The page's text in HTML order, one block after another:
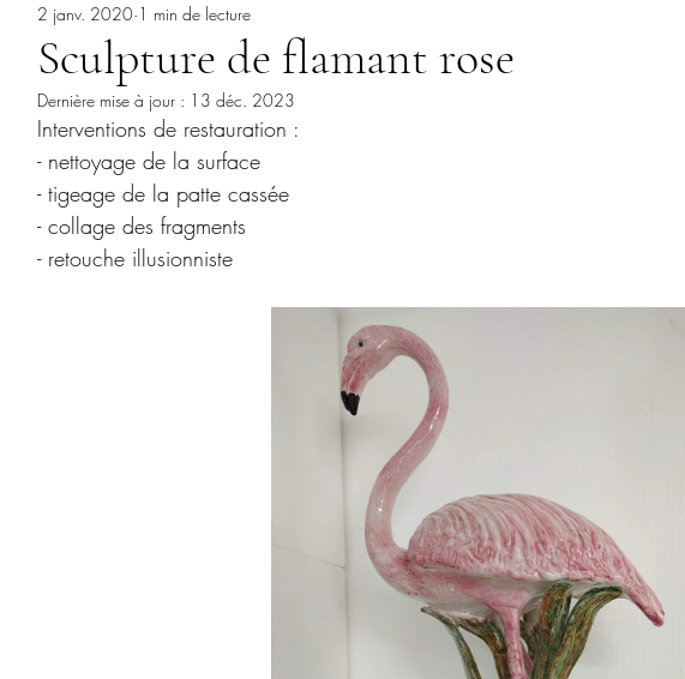
dure Plâtre Béton
Sculpture de flamant rose
2 janv. 2020 1 min de lecture
Dernière mise à jour : 13 déc. 2023
Interventions de restauration :
- nettoyage de la surface
- tigeage de la patte cassée
- collage des fragments
- retouche illusionniste